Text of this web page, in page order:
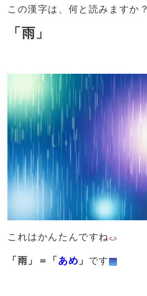
この漢字は、何と読みますか？
「雨」
これはかんたんですね
「雨」＝「 あめ 」 です